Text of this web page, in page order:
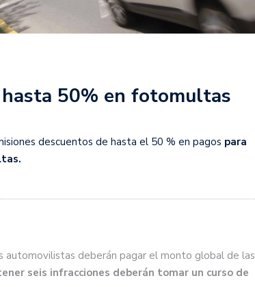
50% en fotomultas
descuentos de hasta el 50 % en pagos para
deberán pagar el monto global de las
seis infracciones deberán tomar un curso de